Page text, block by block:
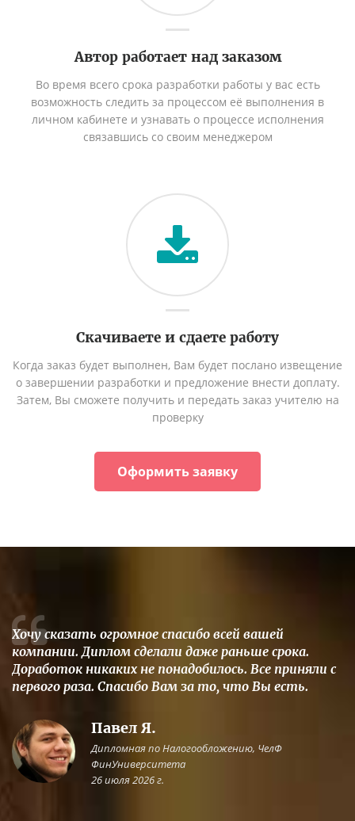
Автор работает над заказом
Во время всего срока разработки работы у вас есть
возможность следить за процессом её выполнения в
личном кабинете и узнавать о процессе исполнения
связавшись со своим менеджером
Скачиваете и сдаете работу
Когда заказ будет выполнен, Вам будет послано извещение
о завершении разработки и предложение внести доплату.
Затем, Вы сможете получить и передать заказ учителю на
проверку
Оформить заявку
Хочу сказать огромное спасибо всей вашей
компании. Диплом сделали даже раньше срока.
Доработок никаких не понадобилось. Все приняли с
первого раза. Спасибо Вам за то, что Вы есть.
Павел Я.
Дипломная по Налогообложению, ЧелФ
ФинУниверситета
26 июля 2026 г.